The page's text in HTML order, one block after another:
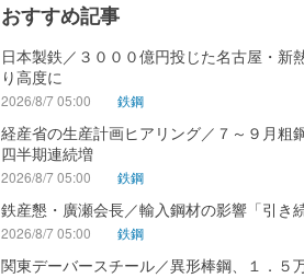
おすすめ記事
日本製鉄／３０００億円投じた名古屋・新
り高度に
2026/8/7 05:00 鉄鋼
経産省の生産計画ヒアリング／７～９月粗
四半期連続増
2026/8/7 05:00 鉄鋼
鉄産懇・廣瀬会長／輸入鋼材の影響「引き
2026/8/7 05:00 鉄鋼
関東デーバースチール／異形棒鋼、１．５